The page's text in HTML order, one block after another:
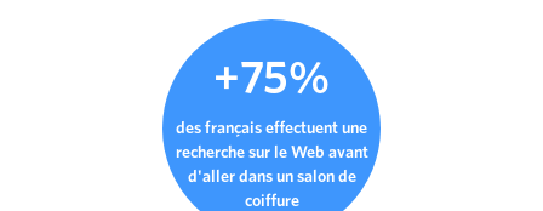
+75%
des français effectuent une
recherche sur le Web avant
d'aller dans un salon de
coiffure